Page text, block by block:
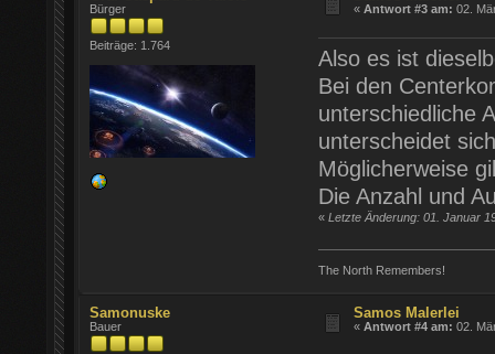
Bürger
Beiträge: 1.764
«Antwort #3 am: 02.
Also es ist
Bei den
unterschiedliche
unterscheidet
Möglicherweise
Die Anzahl und
« Letzte Änderung: 01. Januar
The North Remembers!
Samonuske
Bauer
Samos Malerlei
«Antwort #4 am: 02.